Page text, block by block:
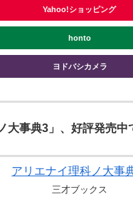
Yahoo!ショッピング
honto
ヨドバシカメラ
大事典3」、好評発売中
アリエナイ理科ノ大事
三才ブックス